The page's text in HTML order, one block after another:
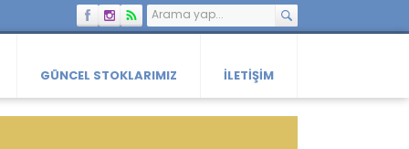
GÜNCEL STOKLARIMIZ İLETIŞIM